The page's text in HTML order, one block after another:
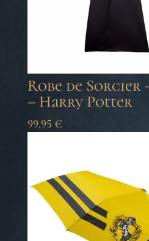
Robe de
– Harry Potter
99,95 €